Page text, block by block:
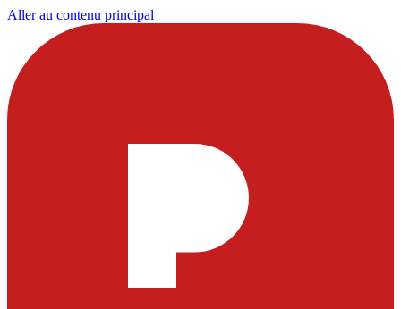
Aller au contenu principal